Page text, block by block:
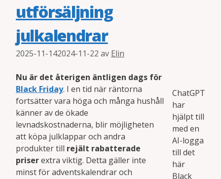
utförsäljning
julkalendrar
2025-11-142024-11-22 av Elin
ChatGPT
har
hjälpt till
med en
AI-logga
till det
här
Black
Nu är det återigen äntligen dags för
Black Friday. I en tid när räntorna
fortsätter vara höga och många hushåll
känner av de ökade
levnadskostnaderna, blir möjligheten
att köpa julklappar och andra
produkter till rejält rabatterade
priserextra viktig. Detta gäller inte
minst för adventskalendrar och